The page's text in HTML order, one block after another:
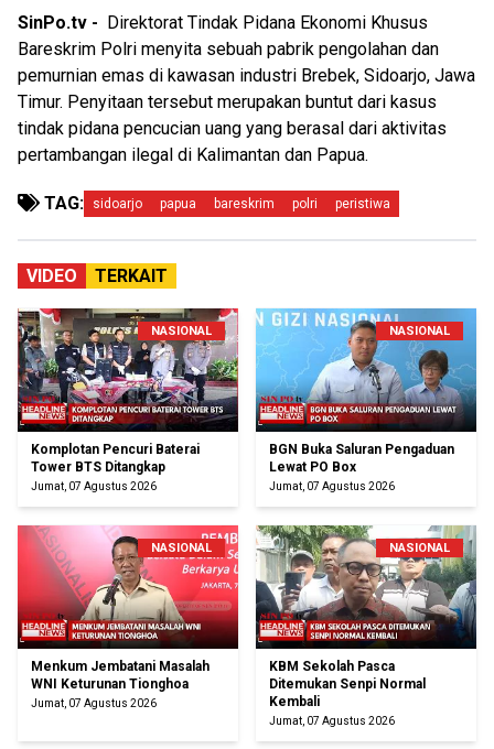
SinPo.tv -
Direktorat Tindak Pidana Ekonomi Khusus
Bareskrim Polri menyita sebuah pabrik pengolahan dan
pemurnian emas di kawasan industri Brebek, Sidoarjo, Jawa
Timur. Penyitaan tersebut merupakan buntut dari kasus
tindak pidana pencucian uang yang berasal dari aktivitas
pertambangan ilegal di Kalimantan dan Papua.
TAG: sidoarjo papua bareskrim polri peristiwa
VIDEO TERKAIT
NASIONAL
Komplotan Pencuri Baterai
Tower BTS Ditangkap
Jumat, 07 Agustus 2026
NASIONAL
BGN Buka Saluran Pengaduan
Lewat PO Box
Jumat, 07 Agustus 2026
NASIONAL
Menkum Jembatani Masalah
WNI Keturunan Tionghoa
Jumat, 07 Agustus 2026
NASIONAL
KBM Sekolah Pasca
Ditemukan Senpi Normal
Kembali
Jumat, 07 Agustus 2026